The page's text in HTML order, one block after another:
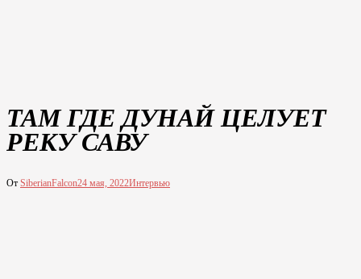
ТАМ ГДЕ ДУНАЙ ЦЕЛУЕТ
РЕКУ САВУ
От SiberianFalcon24 мая, 2022Интервью